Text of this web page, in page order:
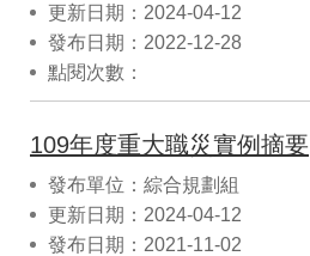
更新日期：2024-04-12
發布日期：2022-12-28
點閱次數：
109年度重大職災實例摘要
發布單位：綜合規劃組
更新日期：2024-04-12
發布日期：2021-11-02